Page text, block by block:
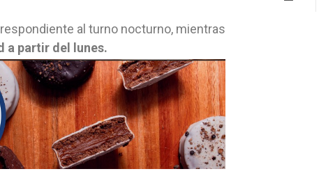
al turno nocturno, mientras
a partir del lunes.